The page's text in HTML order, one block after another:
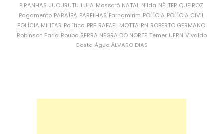
PIRANHAS JUCURUTU LULA Mossoró NATAL Nilda NÉLTER QUEIROZ
Pagamento PARAÍBA PARELHAS Parnamirim POLÍCIA POLÍCIA CIVIL
POLÍCIA MILITAR Política PRF RAFAEL MOTTA RN ROBERTO GERMANO
Robinson Faria Roubo SERRA NEGRA DO NORTE Temer UFRN Vivaldo
Costa Água ÁLVARO DIAS